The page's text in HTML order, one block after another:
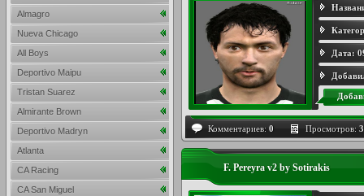
Дата:
Комментариев: 0 Просмотров:
F. Pereyra v2 by Sotirakis
Almagro
Nueva Chicago
All Boys
Deportivo Maipu
Tristan Suarez
Almirante Brown
Deportivo Madryn
Atlanta
CA Racing
CA San Miguel